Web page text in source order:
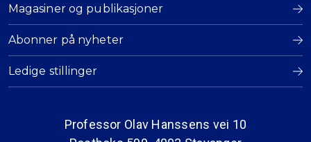
Magasiner og publikasjoner
Abonner på nyheter
Ledige stillinger
Professor Olav Hanssens vei 10